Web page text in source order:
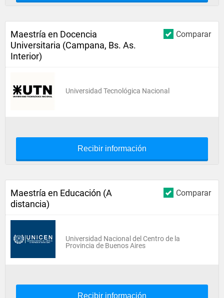
Comparar
Maestría en Docencia
Universitaria (Campana, Bs. As.
Interior)
Universidad Tecnológica Nacional
Recibir información
Comparar
Maestría en Educación (A
distancia)
Universidad Nacional del Centro de la
Provincia de Buenos Aires
Recibir información